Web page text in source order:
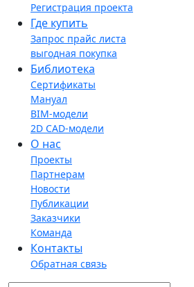
Регистрация проекта
Где купить
Запрос прайс листа
выгодная покупка
Библиотека
Сертификаты
Мануал
BIM-модели
2D CAD-модели
О нас
Проекты
Партнерам
Новости
Публикации
Заказчики
Команда
Контакты
Обратная связь